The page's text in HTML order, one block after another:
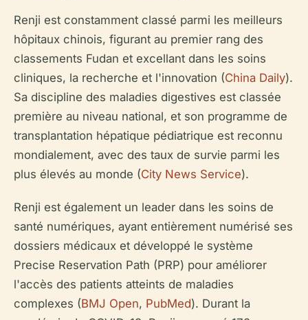
Renji est constamment classé parmi les meilleurs
hôpitaux chinois, figurant au premier rang des
classements Fudan et excellant dans les soins
cliniques, la recherche et l'innovation (China Daily).
Sa discipline des maladies digestives est classée
première au niveau national, et son programme de
transplantation hépatique pédiatrique est reconnu
mondialement, avec des taux de survie parmi les
plus élevés au monde (City News Service).
Renji est également un leader dans les soins de
santé numériques, ayant entièrement numérisé ses
dossiers médicaux et développé le système
Precise Reservation Path (PRP) pour améliorer
l'accès des patients atteints de maladies
complexes (BMJ Open, PubMed). Durant la